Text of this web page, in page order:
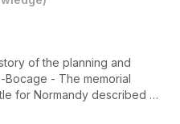
of the planning and
Bocage - The memorial
for Normandy described by
use of Melbourne